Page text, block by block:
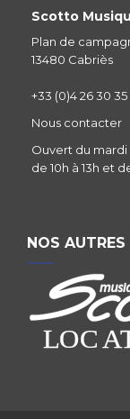
Scotto
Plan de
13480 Cabriès
+33 (0)4 26 30 35
Nous contacter
Ouvert du
de 10h à 13h et
NOS AUTRES